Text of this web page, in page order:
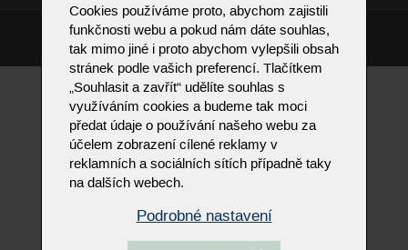
©Homestyle.cz2026
Responzivní web od Artweby.cz
Cookies používáme proto, abychom zajistili
funkčnosti webu a pokud nám dáte souhlas,
tak mimo jiné i proto abychom vylepšili obsah
stránek podle vašich preferencí. Tlačítkem
„Souhlasit a zavřít“ udělíte souhlas s
využíváním cookies a budeme tak moci
předat údaje o používání našeho webu za
účelem zobrazení cílené reklamy v
reklamních a sociálních sítích případně taky
na dalších webech.
Podrobné nastavení